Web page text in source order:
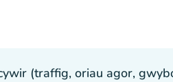
(traffig, oriau agor,